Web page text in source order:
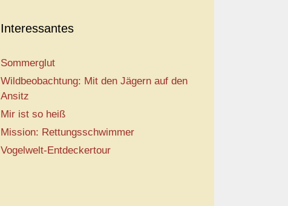
Interessantes
Sommerglut
Wildbeobachtung: Mit den Jägern auf den
Ansitz
Mir ist so heiß
Mission: Rettungsschwimmer
Vogelwelt-Entdeckertour